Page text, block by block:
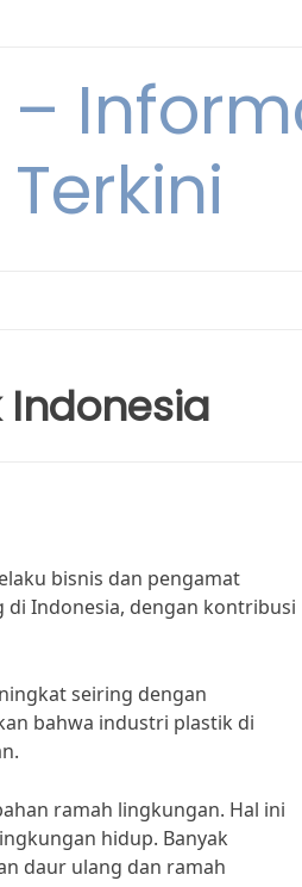
–
bisnis dan pengamat
Indonesia, dengan kontribusi
seiring dengan
bahwa industri plastik di
ramah lingkungan. Hal ini
hidup. Banyak
daur ulang dan ramah